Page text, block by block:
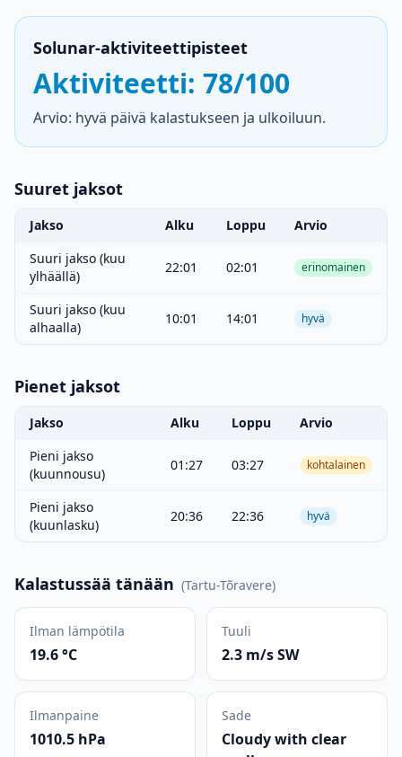
Solunar-aktiviteettipisteet
Aktiviteetti: 78/100
Arvio: hyvä päivä kalastukseen ja ulkoiluun.
Suuret jaksot
Jakso Alku Loppu
Arvio
Suuri jakso (kuu
ylhäällä)
22:01 02:01 erinomainen
Suuri jakso (kuu
alhaalla)
10:01 14:01 hyvä
Pienet jaksot
Jakso Alku Loppu
Arvio
Pieni jakso
(kuunnousu)
01:27 03:27 kohtalainen
Pieni jakso
(kuunlasku)
20:36 22:36 hyvä
Kalastussää tänään (Tartu-Tõravere)
Ilman lämpötila
19.6 °C
Tuuli
2.3 m/s SW
Ilmanpaine
1010.5 hPa
Sade
Cloudy with clear